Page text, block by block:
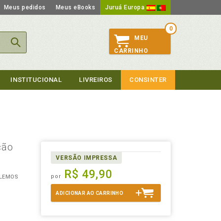
Meus pedidos Meus eBooks Juruá Europa
0
MEU
CARRINHO
INSTITUCIONAL LIVREIROS CONSINTER
VERSÃO IMPRESSA
por R$ 49,90
ADICIONAR AO CARRINHO